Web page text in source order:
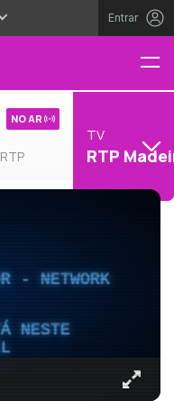
Entrar
NO AR
TV
RTP
- NETWORK
NESTE